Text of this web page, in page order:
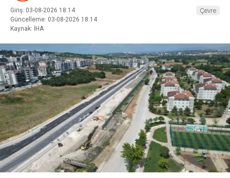
Giriş: 03-08-2026 18:14
Güncelleme: 03-08-2026 18:14
Kaynak: İHA
Çevre